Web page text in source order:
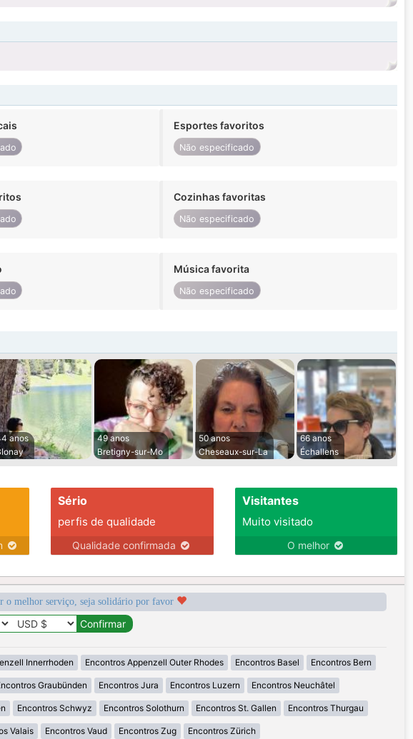
Esportes favoritos
Não especificado
Cozinhas favoritas
Não especificado
Música favorita
Não especificado
anos
49 anos
Bretigny-sur-Mo
50 anos
Cheseaux-sur-La
66 anos
Échallens
Sério
perfis de qualidade
Qualidade confirmada
Visitantes
Muito visitado
O melhor
o melhor serviço, seja solidário por favor
Innerrhoden Encontros Appenzell Outer Rhodes Encontros Basel Encontros Bern
Graubünden Encontros Jura Encontros Luzern Encontros Neuchâtel
Encontros Schwyz Encontros Solothurn Encontros St. Gallen Encontros Thurgau
Valais Encontros Vaud Encontros Zug Encontros Zürich